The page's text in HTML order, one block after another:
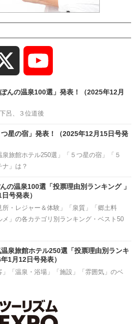
Channel
んの温泉100選」発表！（2025年12月
呂、３位道後
星の宿」発表！（2025年12月15日号発
旅館ホテル250選」「５つ星の宿」「５
」は？
の温泉100選「投票理由別ランキング 」
号発表）
所・レジャー＆体験」「泉質」「郷土料
メ」の各カテゴリ別ランキング・ベスト50
泉旅館ホテル250選「投票理由別ランキ
1月12日号発表）
」「温泉・浴場」「施設」「雰囲気」のベ